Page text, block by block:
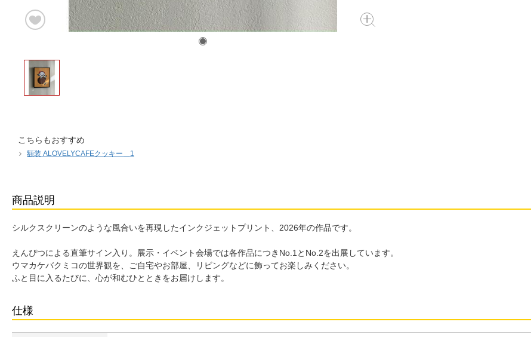
こちらもおすすめ
額装 ALOVELYCAFEクッキー＿1
商品説明
シルクスクリーンのような風合いを再現したインクジェットプリント、2026年の作品です。
えんぴつによる直筆サイン入り。展示・イベント会場では各作品につきNo.1とNo.2を出展しています。
ウマカケバクミコの世界観を、ご自宅やお部屋、リビングなどに飾ってお楽しみください。
ふと目に入るたびに、心が和むひとときをお届けします。
仕様